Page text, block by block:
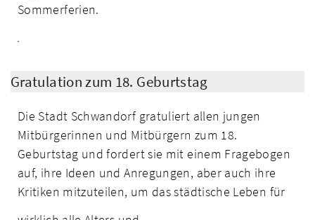
Sommerferien.
.
Gratulation zum 18. Geburtstag
Die Stadt Schwandorf gratuliert allen jungen
Mitbürgerinnen und Mitbürgern zum 18.
Geburtstag und fordert sie mit einem Fragebogen
auf, ihre Ideen und Anregungen, aber auch ihre
Kritiken mitzuteilen, um das städtische Leben für